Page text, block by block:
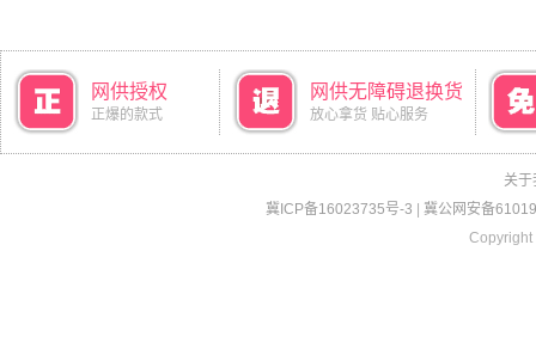
网供授权
正爆的款式
网供无障碍退换货
放心拿货 贴心服务
关于
冀ICP备16023735号-3
冀公网安备